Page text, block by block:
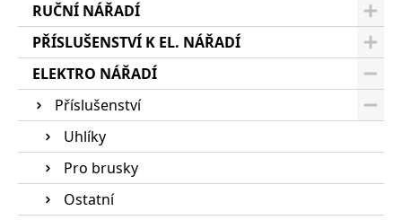
RUČNÍ NÁŘADÍ
PŘÍSLUŠENSTVÍ K EL. NÁŘADÍ
ELEKTRO NÁŘADÍ
Příslušenství
Uhlíky
Pro brusky
Ostatní